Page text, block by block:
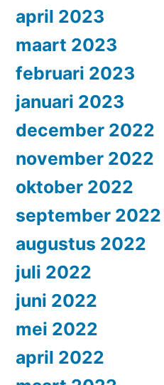
april 2023
maart 2023
februari 2023
januari 2023
december 2022
november 2022
oktober 2022
september 2022
augustus 2022
juli 2022
juni 2022
mei 2022
april 2022